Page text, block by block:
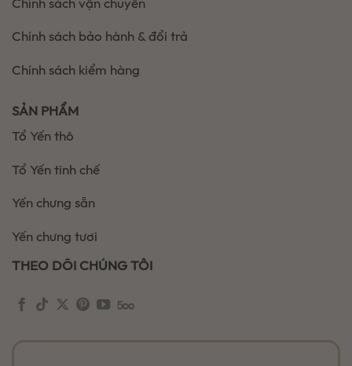
Chính sách bảo hành & đổi trả
Chính sách kiểm hàng
SẢN PHẨM
Tổ Yến thô
Tổ Yến tinh chế
Yến chưng sẵn
Yến chưng tươi
THEO DÕI CHÚNG TÔI